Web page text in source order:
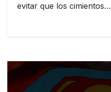
evitar que los cimientos…